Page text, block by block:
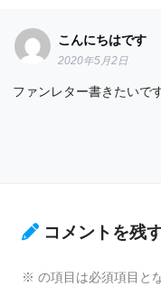
こんにちはです
2020年5月2日
ファンレター書きたいで
コメントを残
※ の項目は必須項目と